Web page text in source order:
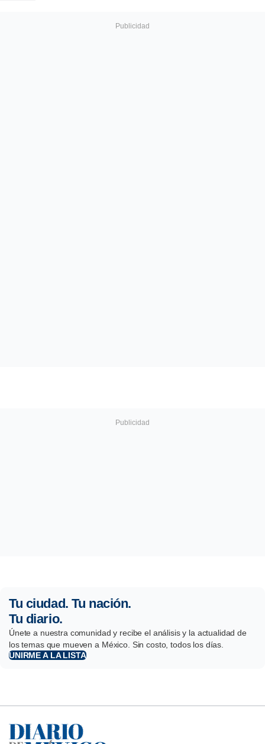
Tu ciudad. Tu nación.
Tu diario.
Únete a nuestra comunidad y recibe el análisis y la actualidad de
los temas que mueven a México. Sin costo, todos los días.
UNIRME A LA LISTA